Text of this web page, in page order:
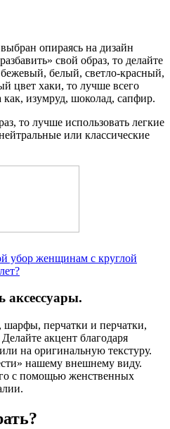
опираясь на дизайн
свой образ, то делайте
белый, светло-красный,
цвет хаки, то лучше всего
как, изумруд, шоколад, сапфир.
то лучше использовать легкие
или классические
убор женщинам с круглой
аксессуары.
перчатки и перчатки,
акцент благодаря
на оригинальную текстуру.
нашему внешнему виду.
с помощью женственных